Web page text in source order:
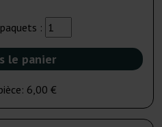
:
le panier
6,00 €